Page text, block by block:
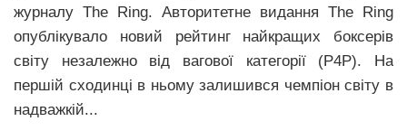
журналу The Ring. Авторитетне видання The Ring
опублікувало новий рейтинг найкращих боксерів
світу незалежно від вагової категорії (Р4Р). На
першій сходинці в ньому залишився чемпіон світу в
надважкій...